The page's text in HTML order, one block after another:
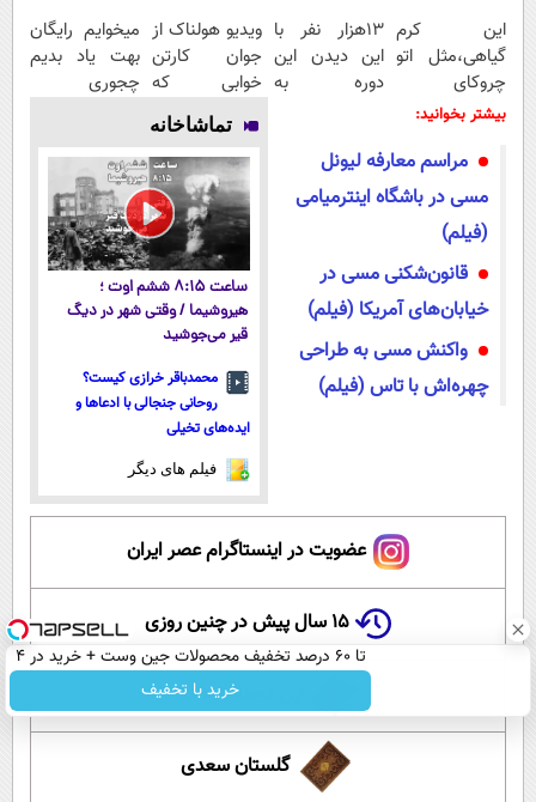
این کرم
گیاهی،مثل اتو
چروکای
پوستتوصاف
13هزار نفر با
این دیدن این
دوره به
ثبت‌‌نام رایگان
ویدیو هولناک از
جوان کارتن
خوابی که
میلیاردر شد.
آموزش رایگان
میخوایم رایگان
بهت یاد بدیم
چجوری
مجانیه
بیشتر بخوانید:
مراسم معارفه لیونل
مسی در باشگاه اینترمیامی
(فیلم)
قانون‌شکنی مسی در
خیابان‌های آمریکا (فیلم)
واکنش مسی به طراحی
چهره‌اش با تاس (فیلم)
تماشاخانه
ساعت ۸:۱۵ ششم اوت ؛
هیروشیما / وقتی شهر در دیگ
قیر می‌جوشید
محمدباقر خرازی کیست؟
روحانی جنجالی با ادعاها و
ایده‌های تخیلی
فیلم های دیگر
عضویت در اینستاگرام عصر ایران
۱۵ سال پیش در چنین روزی
این لحظه با حافظ
گلستان سعدی
تا 60 درصد تخفیف محصولات جین وست + خرید در 4
قسط
خرید با تخفیف